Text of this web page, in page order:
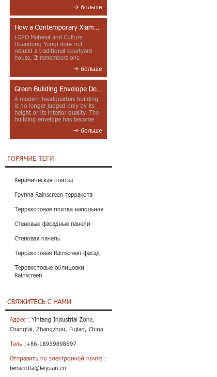
больше
How a Contemporary Xiamen Project Reframes Minnan Red Brick
LOPO Material and Culture
Huandong Yunqi does not
rebuild a traditional courtyard
house. It remembers one
больше
Green Building Envelope Design: Clay Sunscreen Fins for Modern Headquarters Architecture
A modern headquarters building
is no longer judged only by its
height or its interior quality. The
building envelope has become
больше
ГОРЯЧИЕ ТЕГИ
Керамическая плитка
Группа Rainscreen терракота
Терракотовая плитка напольная
Стеновые фасадные панели
Стеновая панель
Терракотовая Rainscreen фасад
Терракотовые облицовки
Rainscreen
СВЯЖИТЕСЬ С НАМИ
Адрес : Yintang Industrial Zone,
Changtai, Zhangzhou, Fujian, China
Тель :+86-18959898697
Отправить по электронной почте :
terracotta@leiyuan.cn